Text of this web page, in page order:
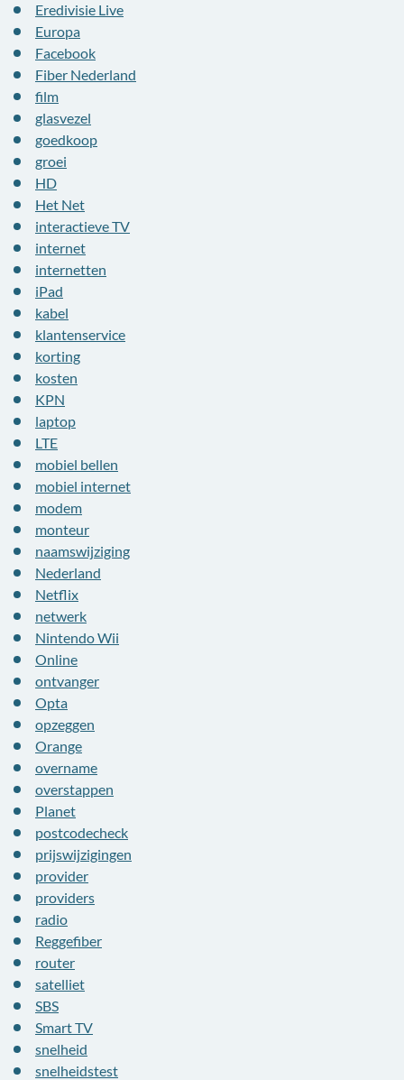
Eredivisie Live
Europa
Facebook
Fiber Nederland
film
glasvezel
goedkoop
groei
HD
Het Net
interactieve TV
internet
internetten
iPad
kabel
klantenservice
korting
kosten
KPN
laptop
LTE
mobiel bellen
mobiel internet
modem
monteur
naamswijziging
Nederland
Netflix
netwerk
Nintendo Wii
Online
ontvanger
Opta
opzeggen
Orange
overname
overstappen
Planet
postcodecheck
prijswijzigingen
provider
providers
radio
Reggefiber
router
satelliet
SBS
Smart TV
snelheid
snelheidstest